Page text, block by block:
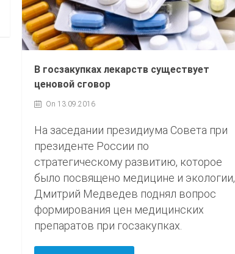
В госзакупках лекарств существует
ценовой сговор
On 13.09.2016
На заседании президиума Совета при
президенте России по
стратегическому развитию, которое
было посвящено медицине и экологии,
Дмитрий Медведев поднял вопрос
формирования цен медицинских
препаратов при госзакупках.